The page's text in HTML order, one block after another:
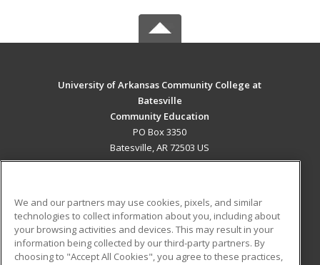
University of Arkansas Community College at
Batesville
Community Education
PO Box 3350
Batesville, AR 72503 US
ADDITIONAL RESOURCES
Military
Financial Assistance
Student Blog
We and our partners may use cookies, pixels, and similar
technologies to collect information about you, including about
your browsing activities and devices. This may result in your
information being collected by our third-party partners. By
choosing to "Accept All Cookies", you agree to these practices,